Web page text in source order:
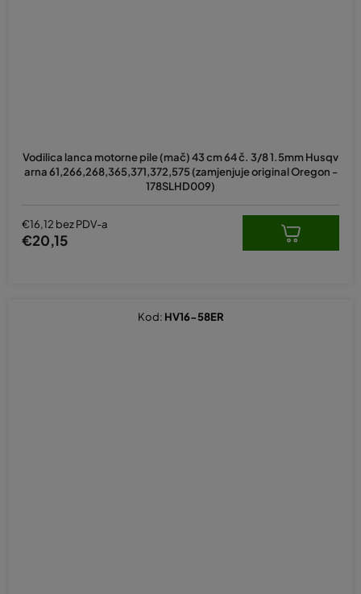
Vodilica lanca motorne pile (mač) 43 cm 64 č. 3/8 1.5mm Husqv
arna 61,266,268,365,371,372,575 (zamjenjuje original Oregon -
178SLHD009)
€16,12 bez PDV-a
€20,15
Kod: HV16-58ER